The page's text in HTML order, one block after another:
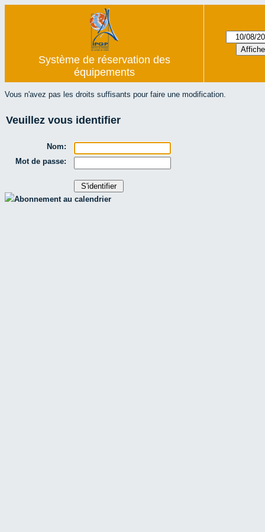
Système de réservation des
équipements
Vous n'avez pas les droits suffisants pour faire une modification.
Veuillez vous identifier
Nom:
Mot de passe:
Abonnement au calendrier